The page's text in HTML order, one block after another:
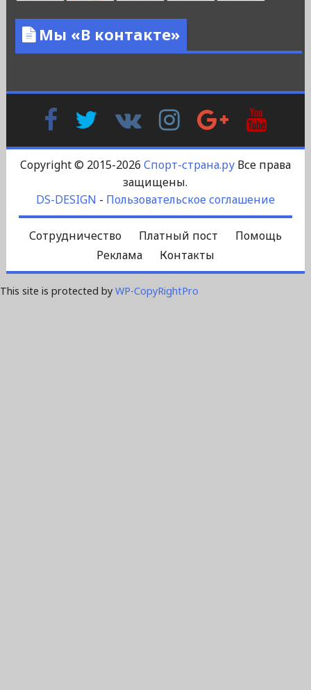
Мы «В контакте»
FacebookTwitter
Контакте
InstagramGoogle
Plus
Copyright © 2015-2026 Спорт-страна.руВсе права
защищены.
DS-DESIGN - Пользовательское соглашение
Сотрудничество Платный пост
Помощь
Реклама
Контакты
This site is protected by WP-CopyRightPro